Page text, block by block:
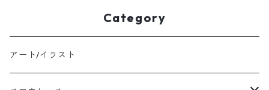
Category
アート/イラスト